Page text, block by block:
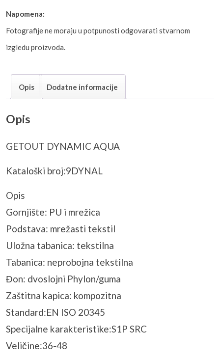
Napomena:
Fotografije ne moraju u potpunosti odgovarati stvarnom
izgledu proizvoda.
Opis Dodatne informacije
Opis
GETOUT DYNAMIC AQUA
Kataloški broj:9DYNAL
Opis
Gornjište: PU i mrežica
Podstava: mrežasti tekstil
Uložna tabanica: tekstilna
Tabanica: neprobojna tekstilna
Đon: dvoslojni Phylon/guma
Zaštitna kapica: kompozitna
Standard:EN ISO 20345
Specijalne karakteristike:S1P SRC
Veličine:36-48